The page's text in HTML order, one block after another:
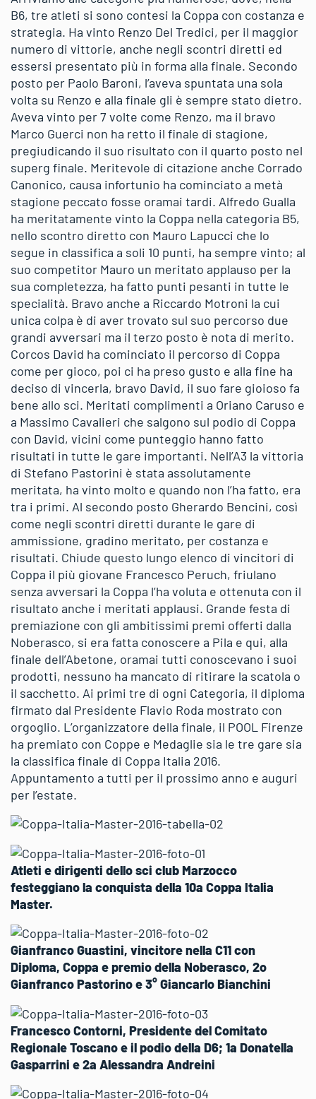
B6, tre atleti si sono contesi la Coppa con costanza e
strategia. Ha vinto Renzo Del Tredici, per il maggior
numero di vittorie, anche negli scontri diretti ed
essersi presentato più in forma alla finale. Secondo
posto per Paolo Baroni, l’aveva spuntata una sola
volta su Renzo e alla finale gli è sempre stato dietro.
Aveva vinto per 7 volte come Renzo, ma il bravo
Marco Guerci non ha retto il finale di stagione,
pregiudicando il suo risultato con il quarto posto nel
superg finale. Meritevole di citazione anche Corrado
Canonico, causa infortunio ha cominciato a metà
stagione peccato fosse oramai tardi. Alfredo Gualla
ha meritatamente vinto la Coppa nella categoria B5,
nello scontro diretto con Mauro Lapucci che lo
segue in classifica a soli 10 punti, ha sempre vinto; al
suo competitor Mauro un meritato applauso per la
sua completezza, ha fatto punti pesanti in tutte le
specialità. Bravo anche a Riccardo Motroni la cui
unica colpa è di aver trovato sul suo percorso due
grandi avversari ma il terzo posto è nota di merito.
Corcos David ha cominciato il percorso di Coppa
come per gioco, poi ci ha preso gusto e alla fine ha
deciso di vincerla, bravo David, il suo fare gioioso fa
bene allo sci. Meritati complimenti a Oriano Caruso e
a Massimo Cavalieri che salgono sul podio di Coppa
con David, vicini come punteggio hanno fatto
risultati in tutte le gare importanti. Nell’A3 la vittoria
di Stefano Pastorini è stata assolutamente
meritata, ha vinto molto e quando non l’ha fatto, era
tra i primi. Al secondo posto Gherardo Bencini, così
come negli scontri diretti durante le gare di
ammissione, gradino meritato, per costanza e
risultati. Chiude questo lungo elenco di vincitori di
Coppa il più giovane Francesco Peruch, friulano
senza avversari la Coppa l’ha voluta e ottenuta con il
risultato anche i meritati applausi. Grande festa di
premiazione con gli ambitissimi premi offerti dalla
Noberasco, si era fatta conoscere a Pila e qui, alla
finale dell’Abetone, oramai tutti conoscevano i suoi
prodotti, nessuno ha mancato di ritirare la scatola o
il sacchetto. Ai primi tre di ogni Categoria, il diploma
firmato dal Presidente Flavio Roda mostrato con
orgoglio. L’organizzatore della finale, il POOL Firenze
ha premiato con Coppe e Medaglie sia le tre gare sia
la classifica finale di Coppa Italia 2016.
Appuntamento a tutti per il prossimo anno e auguri
per l’estate.
Atleti e dirigenti dello sci club Marzocco
festeggiano la conquista della 10a Coppa Italia
Master.
Gianfranco Guastini, vincitore nella C11 con
Diploma, Coppa e premio della Noberasco, 2o
Gianfranco Pastorino e 3° Giancarlo Bianchini
Francesco Contorni, Presidente del Comitato
Regionale Toscano e il podio della D6; 1a Donatella
Gasparrini e 2a Alessandra Andreini